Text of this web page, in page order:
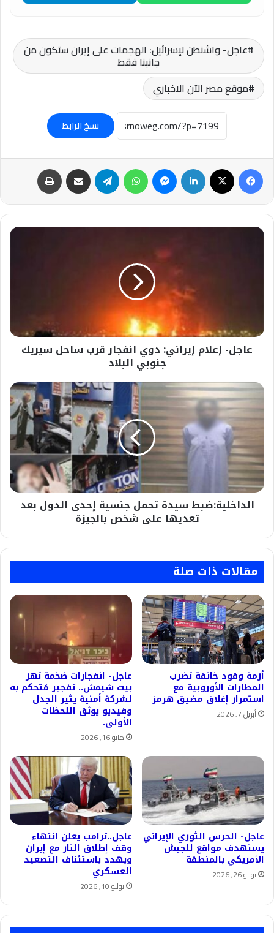
عاجل- واشنطن لإسرائيل: الهجمات على إيران ستكون من
جانبنا فقط
موقع مصر الآن الاخباري
نسخ الرابط
فيسبوك لينكدإن ماسنجر واتساب تيلقرام مشاركة عبر البريد
عاجل-
جنوبي
البلادعاجل- إعلام إيراني: دوي انفجار قرب ساحل سيريك
جنوبي البلاد
الداخلية:ضبط
سيدة
تحمل
جنسية
الدول
بعد
تعديها
على
شخص
الداخلية:ضبط سيدة تحمل جنسية إحدى الدول بعد
تعديها على شخص بالجيزة
مقالات ذات صلة
أزمة وقود خانقة تضرب
المطارات الأوروبية مع
استمرار إغلاق مضيق هرمز
أبريل 7, 2026
عاجل- انفجارات ضخمة تهز
بيت شيمش.. تفجير مُتحكم به
لشركة أمنية يثير الجدل
وفيديو يوثق اللحظات
الأولى.
مايو 16, 2026
عاجل- الحرس الثوري الإيراني
يستهدف مواقع للجيش
الأمريكي بالمنطقة
يونيو 26, 2026
عاجل..ترامب يعلن انتهاء
وقف إطلاق النار مع إيران
ويهدد باستئناف التصعيد
العسكري
يوليو 10, 2026